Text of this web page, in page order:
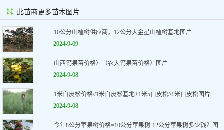
此苗商更多苗木图片
10公分山楂树供应商。12公分大金星山楂树基地图片
2024-9-09
山西钙果苗价格）（农大钙果苗价格）图片
2024-9-08
1米白皮松价格//1米白皮松基地+1米5白皮松//1米白皮松图片
2024-9-08
今年8公分苹果树价格=10公分苹果树-12公分苹果树多少钱？图